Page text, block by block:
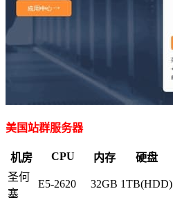
美国站群服务器
机房 CPU 内存 硬盘
圣何
塞
E5-2620 32GB 1TB(HDD)